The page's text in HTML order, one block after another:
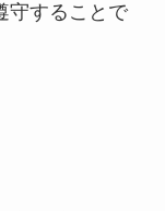
守することで